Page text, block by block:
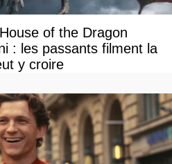
of the Dragon
: les passants filment la
y croire